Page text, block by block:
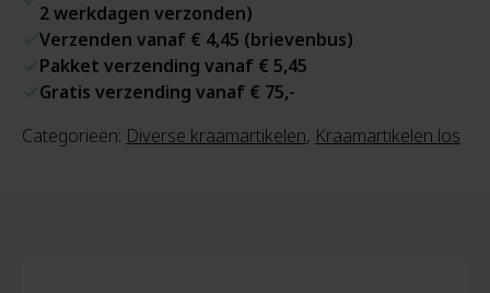
2 werkdagen verzonden)
Verzenden vanaf € 4,45 (brievenbus)
Pakket verzending vanaf € 5,45
Gratis verzending vanaf € 75,-
Categorieën: Diverse kraamartikelen, Kraamartikelen los